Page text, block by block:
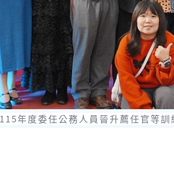
115年度委任公務人員晉升薦任官等訓